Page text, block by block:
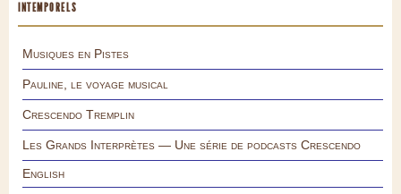
INTEMPORELS
Musiques en Pistes
Pauline, le voyage musical
Crescendo Tremplin
Les Grands Interprètes — Une série de podcasts Crescendo
English